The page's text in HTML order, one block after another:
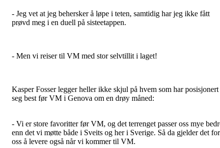
- Jeg vet at jeg behersker å løpe i teten, samtidig har jeg ikke fått
prøvd meg i en duell på sisteetappen.
- Men vi reiser til VM med stor selvtillit i laget!
Kasper Fosser legger heller ikke skjul på hvem som har posisjonert
seg best før VM i Genova om en drøy måned:
- Vi er store favoritter før VM, og det terrenget passer oss mye
enn det vi møtte både i Sveits og her i Sverige. Så da gjelder det for
oss å levere også når vi kommer til VM.